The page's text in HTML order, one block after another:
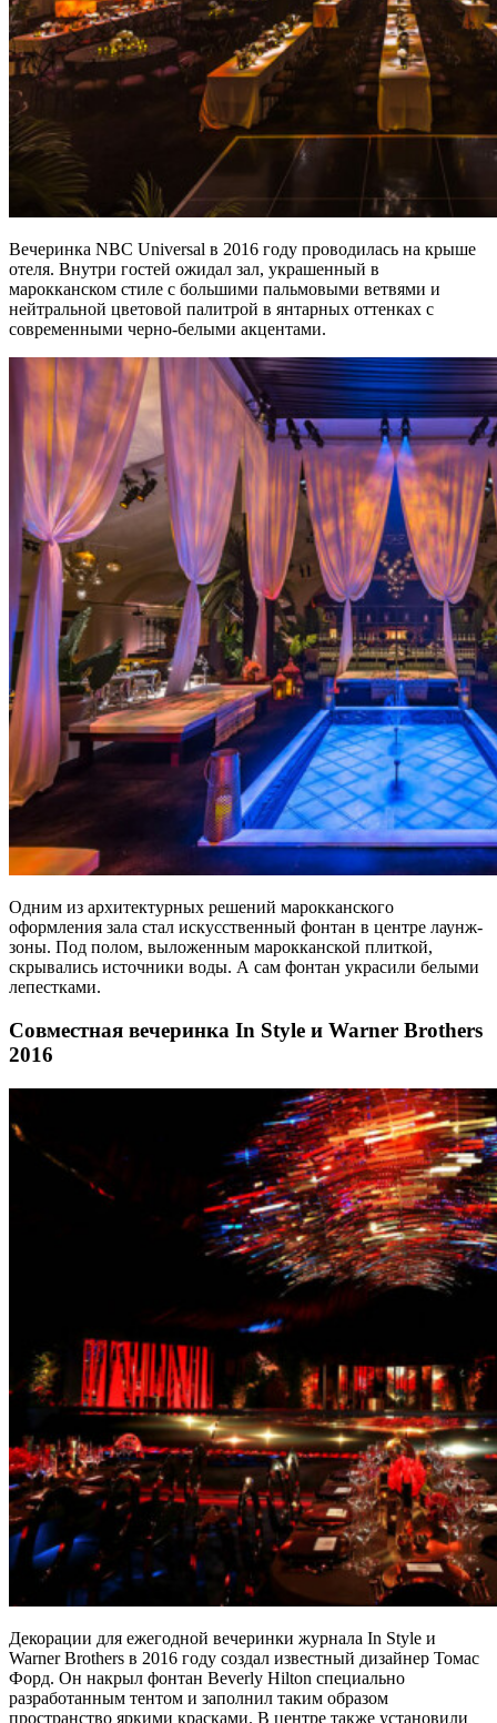
Вечеринка NBC Universal в 2016 году проводилась на крыше
отеля. Внутри гостей ожидал зал, украшенный в
марокканском стиле с большими пальмовыми ветвями и
нейтральной цветовой палитрой в янтарных оттенках с
современными черно-белыми акцентами.
Одним из архитектурных решений марокканского
оформления зала стал искусственный фонтан в центре лаунж-
зоны. Под полом, выложенным марокканской плиткой,
скрывались источники воды. А сам фонтан украсили белыми
лепестками.
Совместная вечеринка In Style и Warner Brothers
2016
Декорации для ежегодной вечеринки журнала In Style и
Warner Brothers в 2016 году создал известный дизайнер Томас
Форд. Он накрыл фонтан Beverly Hilton специально
разработанным тентом и заполнил таким образом
пространство яркими красками. В центре также установили